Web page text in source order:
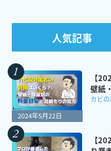
人気記事
2024年5月22日
【
壁紙
カビ
【